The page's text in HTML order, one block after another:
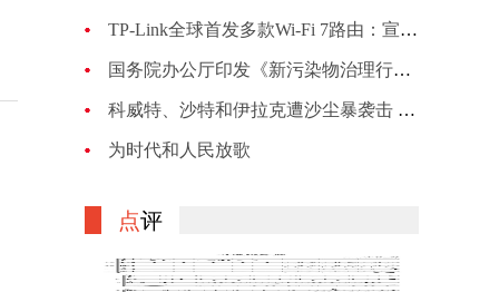
TP-Link全球首发多款Wi-Fi 7路由：宣称BE900的峰值网速可达24Gbps
国务院办公厅印发《新污染物治理行动方案》
科威特、沙特和伊拉克遭沙尘暴袭击 机场、机关等关闭
为时代和人民放歌
点评